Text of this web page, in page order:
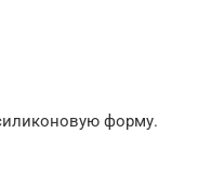
форму.